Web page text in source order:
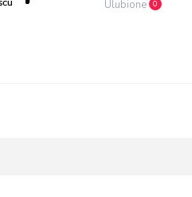
Ulubione 0